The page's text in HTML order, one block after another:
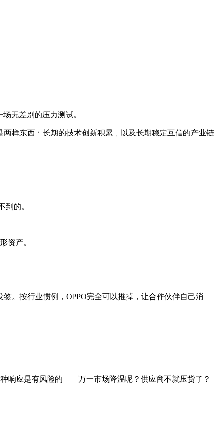
无差别的压力测试。
样东西：长期的技术创新积累，以及长期稳定互信的产业链
到的。
资产。
。按行业惯例，OPPO完全可以推掉，让合作伙伴自己消
响应是有风险的——万一市场降温呢？供应商不就压货了？